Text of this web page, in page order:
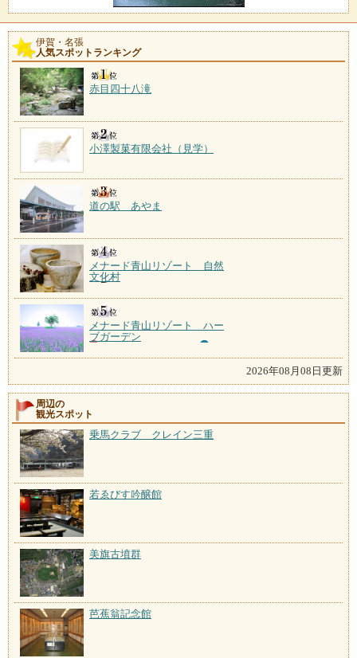
伊賀・名張
人気スポットランキング
赤目四十八滝
小澤製菓有限会社（見学）
道の駅 あやま
メナード青山リゾート 自然
文化村
メナード青山リゾート ハー
ブガーデン
2026年08月08日更新
周辺の
観光スポット
乗馬クラブ クレイン三重
若ゑびす吟醸館
美旗古墳群
芭蕉翁記念館